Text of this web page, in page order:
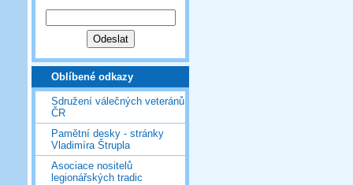
Oblíbené odkazy
Sdružení válečných veteránů
ČR
Pamětní desky - stránky
Vladimíra Štrupla
Asociace nositelů
legionářských tradic